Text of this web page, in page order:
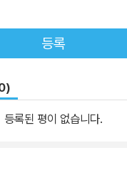
자인으로, 독서는 물론 소
사에 영원히 남을 이름, 박
바란다. “현실 속에서는 비극이
스에
(波市)』는 박경리의 또 다
』과 연결지어 생각해볼 수
등록
등록된 평이 없습니다.